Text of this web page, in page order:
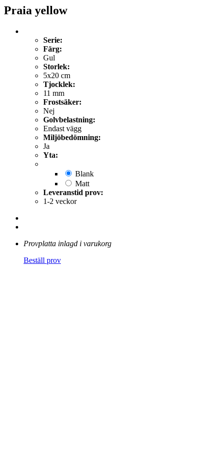
Praia yellow
Serie:
Färg:
Gul
Storlek:
5x20 cm
Tjocklek:
11 mm
Frostsäker:
Nej
Golvbelastning:
Endast vägg
Miljöbedömning:
Ja
Yta:
Blank
Matt
Leveranstid prov:
1-2 veckor
Provplatta inlagd i varukorg
Beställ prov